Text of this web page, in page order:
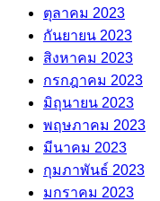
ตุลาคม 2023
กันยายน 2023
สิงหาคม 2023
กรกฎาคม 2023
มิถุนายน 2023
พฤษภาคม 2023
มีนาคม 2023
กุมภาพันธ์ 2023
มกราคม 2023